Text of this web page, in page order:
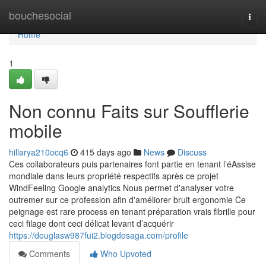
bouchesocial
Home
Home
1
Non connu Faits sur Soufflerie
mobile
hillarya210ocq6 415 days ago News
Discuss
Ces collaborateurs puis partenaires font partie en tenant l’éAssise
mondiale dans leurs propriété respectifs après ce projet
WindFeeling Google analytics Nous permet d'analyser votre
outremer sur ce profession afin d'améliorer bruit ergonomie Ce
peignage est rare process en tenant préparation vrais fibrille pour
ceci filage dont ceci délicat levant d’acquérir
https://douglasw987fui2.blogdosaga.com/profile
Comments
Who Upvoted